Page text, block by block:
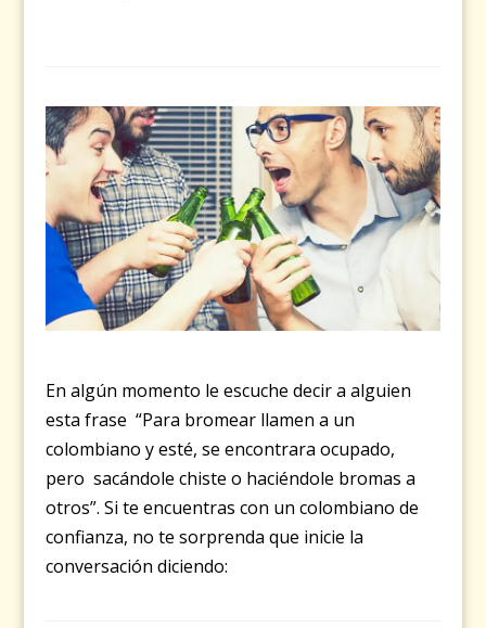
En algún momento le escuche decir a alguien
esta frase “Para bromear llamen a un
colombiano y esté, se encontrara ocupado,
pero sacándole chiste o haciéndole bromas a
otros”. Si te encuentras con un colombiano de
confianza, no te sorprenda que inicie la
conversación diciendo: